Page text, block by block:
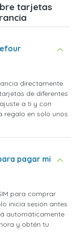
tarjetas
directamente
de diferentes
a ti y con
regalo en solo unos
pagar mi
para comprar
inicia sesión antes
automáticamente
y obtén tu